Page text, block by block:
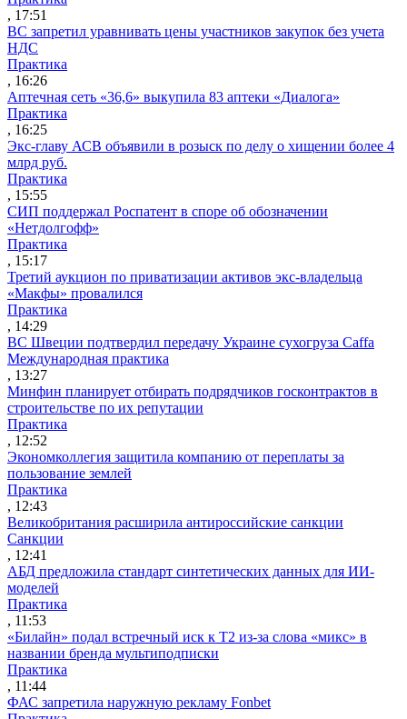
, 17:51
ВС запретил уравнивать цены участников закупок без учета
НДС
Практика
, 16:26
Аптечная сеть «36,6» выкупила 83 аптеки «Диалога»
Практика
, 16:25
Экс-главу АСВ объявили в розыск по делу о хищении более 4
млрд руб.
Практика
, 15:55
СИП поддержал Роспатент в споре об обозначении
«Нетдолгофф»
Практика
, 15:17
Третий аукцион по приватизации активов экс-владельца
«Макфы» провалился
Практика
, 14:29
ВС Швеции подтвердил передачу Украине сухогруза Caffa
Международная практика
, 13:27
Минфин планирует отбирать подрядчиков госконтрактов в
строительстве по их репутации
Практика
, 12:52
Экономколлегия защитила компанию от переплаты за
пользование землей
Практика
, 12:43
Великобритания расширила антироссийские санкции
Санкции
, 12:41
АБД предложила стандарт синтетических данных для ИИ-
моделей
Практика
, 11:53
«Билайн» подал встречный иск к Т2 из-за слова «микс» в
названии бренда мультиподписки
Практика
, 11:44
ФАС запретила наружную рекламу Fonbet